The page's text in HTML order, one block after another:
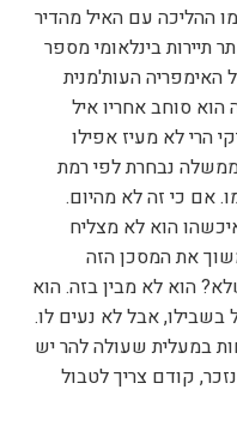
ההליכה עם האיל מהדיר
תיירות בינלאומי מספר
העות'מנית
סוחב אחריו איל
הרי לא מעיז אפילו
נבחרת לפי רמת
אם כי זה לא מהיום.
הוא לא מצליח
את המסכן הזה
הוא לא מבין בזה. הוא
אבל לא נעים לו.
במעלית שעולה להר יש
קודם צריך לטבול